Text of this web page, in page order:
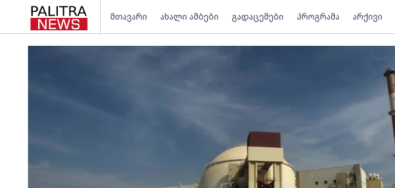
მთავარი ახალი ამბები გადაცემები პროგრამა არქივი